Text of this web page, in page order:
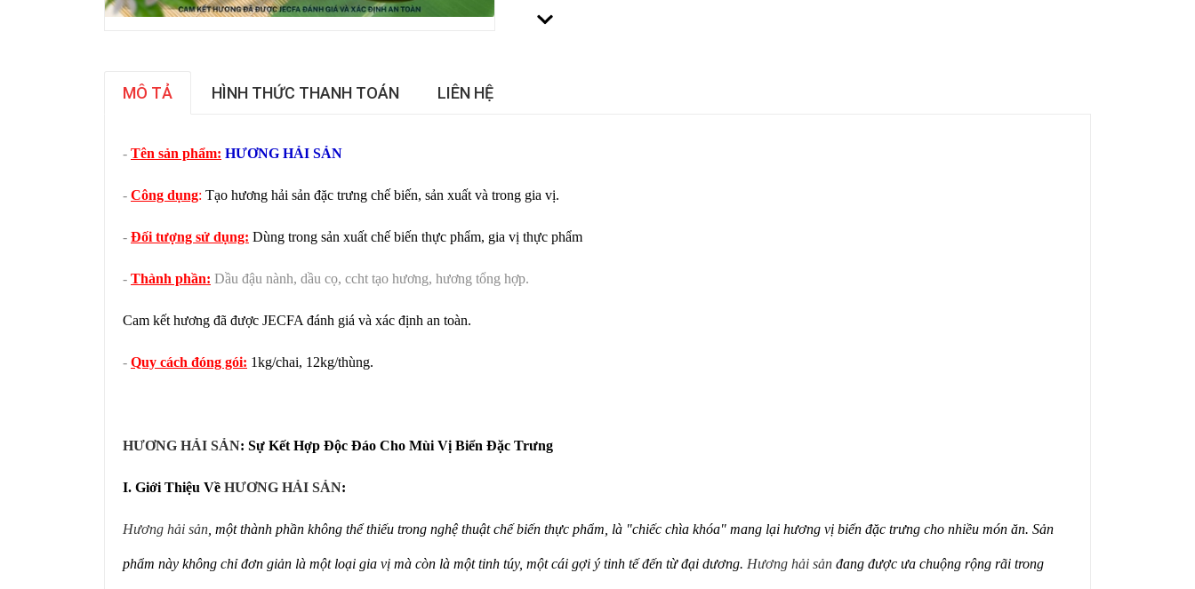
MÔ TẢ HÌNH THỨC THANH TOÁN LIÊN HỆ
- Tên sản phẩm: HƯƠNG HẢI SẢN
- Công dụng: Tạo hương hải sản đặc trưng chế biến, sản xuất và trong gia vị.
- Đối tượng sử dụng: Dùng trong sản xuất chế biến thực phẩm, gia vị thực phẩm
- Thành phần: Dầu đậu nành, dầu cọ, ccht tạo hương, hương tổng hợp.
Cam kết hương đã được JECFA đánh giá và xác định an toàn.
- Quy cách đóng gói: 1kg/chai, 12kg/thùng.
HƯƠNG HẢI SẢN: Sự Kết Hợp Độc Đáo Cho Mùi Vị Biển Đặc Trưng
I. Giới Thiệu Về HƯƠNG HẢI SẢN:
Hương hải sản , một thành phần không thể thiếu trong nghệ thuật chế biến thực phẩm, là "chiếc chìa khóa" mang lại hương vị biển đặc trưng cho nhiều món ăn. Sản
phẩm này không chỉ đơn giản là một loại gia vị mà còn là một tinh túy, một cái gợi ý tinh tế đến từ đại dương. Hương hải sản đang được ưa chuộng rộng rãi trong